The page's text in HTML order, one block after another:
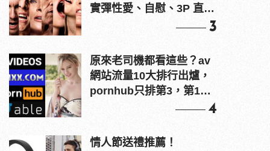
實彈性愛、自慰、3P 直接
3
原來老司機都看這些？av
網站流量10大排行出爐，
pornhub只排第3，第1名
4
情人節送禮推薦！